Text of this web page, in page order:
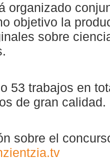
organizado
objetivo la
sobre
53 trabajos en
de gran calidad.
sobre el